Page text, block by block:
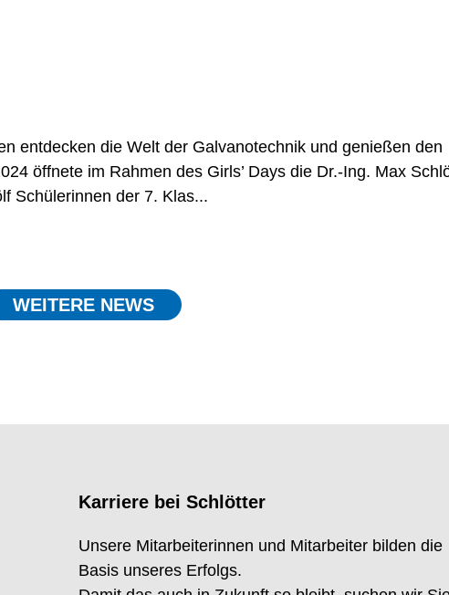
entdecken die Welt der Galvanotechnik und genießen den
öffnete im Rahmen des Girls’ Days die Dr.-Ing. Max
Schülerinnen der 7. Klas...
WEITERE NEWS
Karriere bei Schlötter
Unsere Mitarbeiterinnen und Mitarbeiter bilden die
Basis unseres Erfolgs.